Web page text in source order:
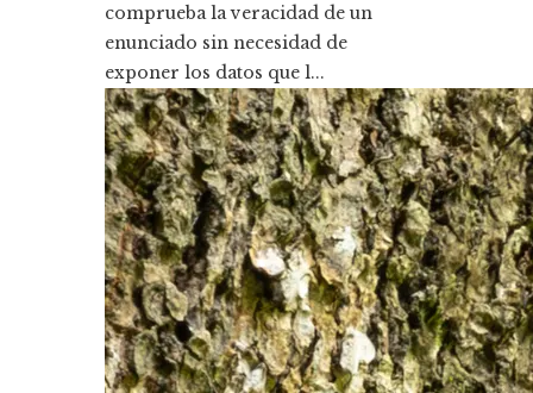
comprueba la veracidad de un
enunciado sin necesidad de
exponer los datos que l...